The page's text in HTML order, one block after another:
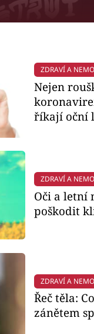
ZDRAVÍ A
Nejen
říkají oční
ZDRAVÍ A
Oči a letní
poškodit
ZDRAVÍ A
Řeč těla:
zánětem